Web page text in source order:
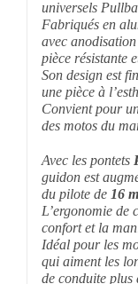
universels
Fabriqués en
avec
pièce résistante
Son design est
une pièce à
Convient pour
des motos du
Avec les pontets
guidon est
du pilote de 16
L’ergonomie de
confort et la
Idéal pour les
qui aiment les
de conduite plus